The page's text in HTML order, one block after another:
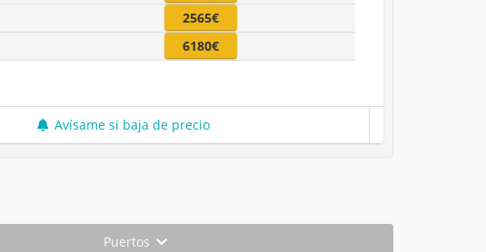
2565€
6180€
Avísame si baja de precio
Puertos